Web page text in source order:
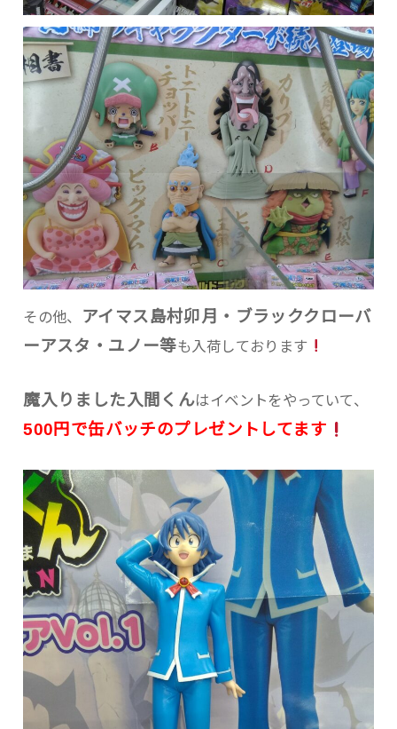
その他、
アイマス島村卯月・ブラッククローバ
ーアスタ・ユノー等も入荷しております
魔入りました入間くんはイベントをやっていて、
500円で缶バッチのプレゼントしてます